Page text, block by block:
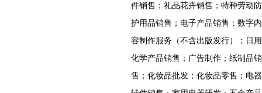
件销售；礼品花卉销售；特种劳动防
护用品销售；电子产品销售；数字内
容制作服务（不含出版发行）；日用
化学产品销售；广告制作；纸制品销
售；化妆品批发；化妆品零售；电器